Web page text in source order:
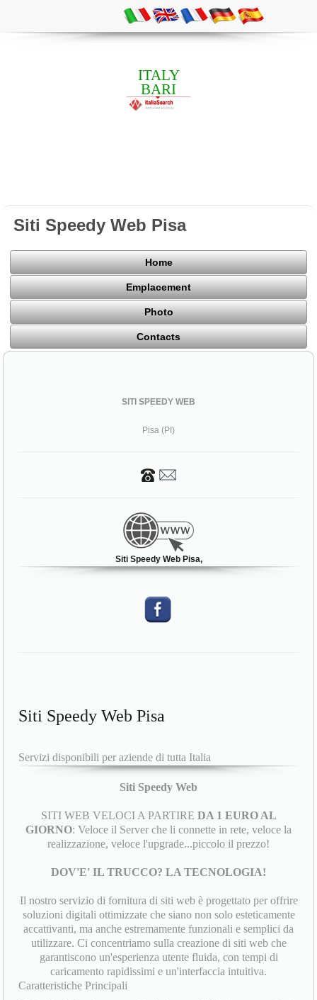
ITALY
BARI
Siti Speedy Web Pisa
Home
Emplacement
Photo
Contacts
SITI SPEEDY WEB
Pisa (PI)
Siti Speedy Web Pisa,
Siti Speedy Web Pisa
Servizi disponibili per aziende di tutta Italia
Siti Speedy Web
SITI WEB VELOCI A PARTIRE DA 1 EURO AL
GIORNO: Veloce il Server che li connette in rete, veloce la
realizzazione, veloce l'upgrade...piccolo il prezzo!
DOV'E' IL TRUCCO? LA TECNOLOGIA!
Il nostro servizio di fornitura di siti web è progettato per offrire
soluzioni digitali ottimizzate che siano non solo esteticamente
accattivanti, ma anche estremamente funzionali e semplici da
utilizzare. Ci concentriamo sulla creazione di siti web che
garantiscono un'esperienza utente fluida, con tempi di
caricamento rapidissimi e un'interfaccia intuitiva.
Caratteristiche Principali